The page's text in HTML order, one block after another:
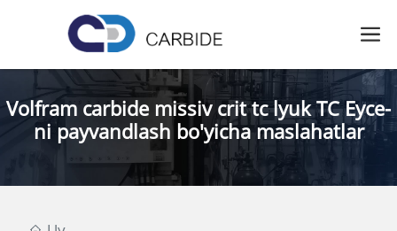
Volfram carbide missiv crit tc lyuk TC Eyce-
ni payvandlash bo'yicha maslahatlar